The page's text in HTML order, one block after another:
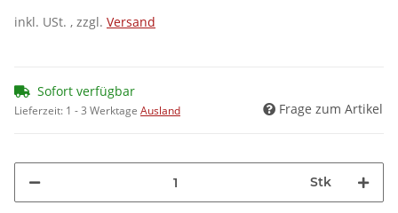
inkl. USt. , zzgl. Versand
Sofort verfügbar
Lieferzeit: 1 - 3 Werktage Ausland Frage zum Artikel
Stk